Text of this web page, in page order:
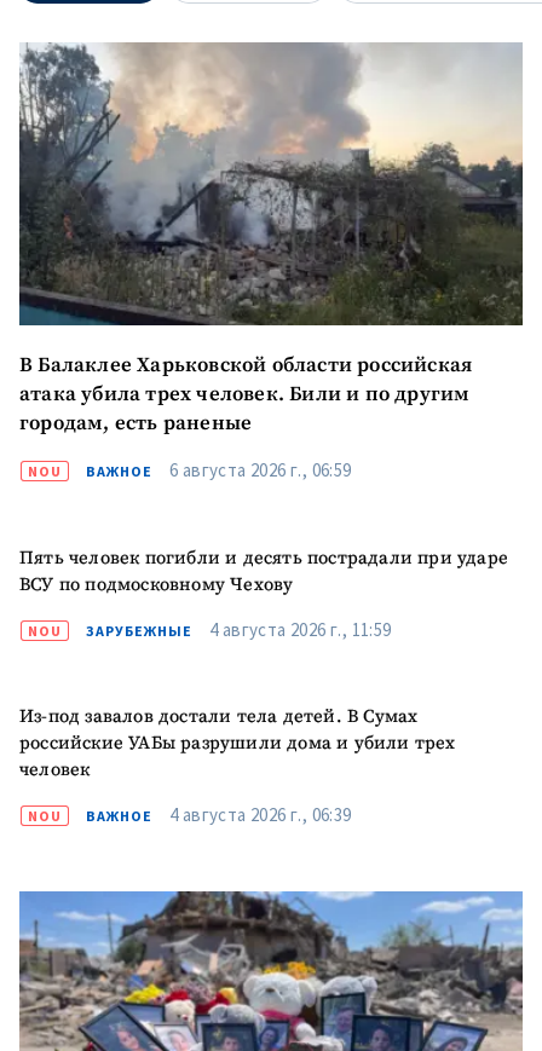
В Балаклее Харьковской области российская
атака убила трех человек. Били и по другим
городам, есть раненые
NOU ВАЖНОЕ 6 августа 2026 г., 06:59
Пять человек погибли и десять пострадали при ударе
ВСУ по подмосковному Чехову
NOU ЗАРУБЕЖНЫЕ 4 августа 2026 г., 11:59
Из-под завалов достали тела детей. В Сумах
российские УАБы разрушили дома и убили трех
человек
NOU ВАЖНОЕ 4 августа 2026 г., 06:39